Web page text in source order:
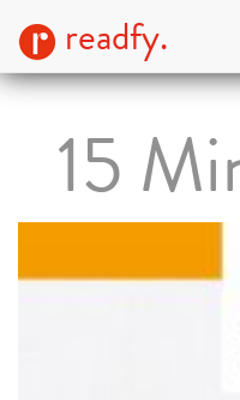
readfy.
15